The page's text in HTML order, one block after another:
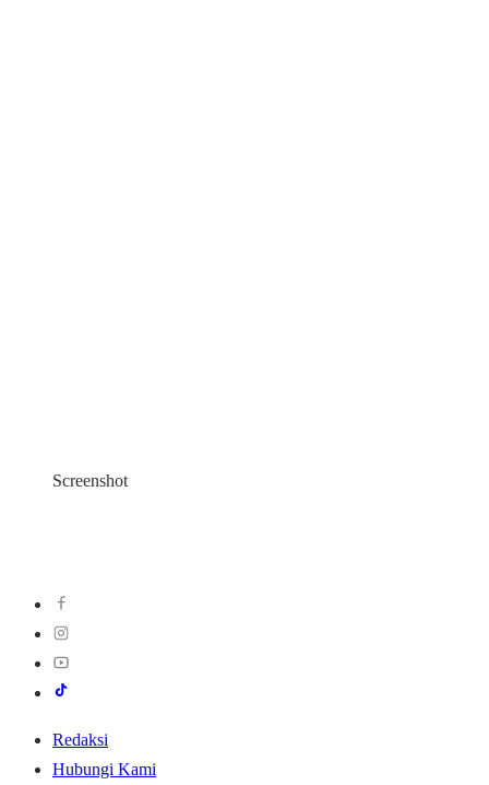
Screenshot
Redaksi
Hubungi Kami